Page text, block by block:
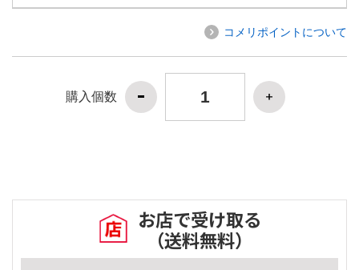
コメリポイントについて
購入個数
お店で受け取る
（送料無料）